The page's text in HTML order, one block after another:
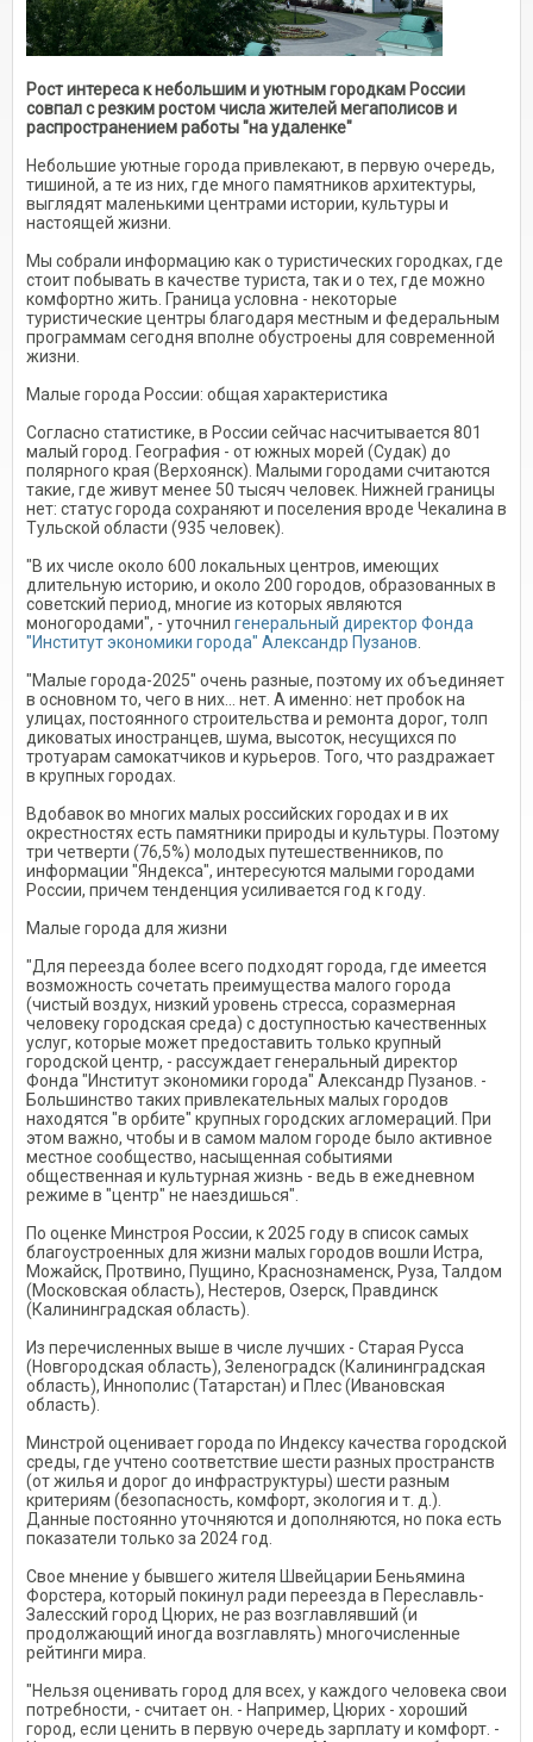
Рост интереса к небольшим и уютным городкам России
совпал с резким ростом числа жителей мегаполисов и
распространением работы "на удаленке"
Небольшие уютные города привлекают, в первую очередь,
тишиной, а те из них, где много памятников архитектуры,
выглядят маленькими центрами истории, культуры и
настоящей жизни.
Мы собрали информацию как о туристических городках, где
стоит побывать в качестве туриста, так и о тех, где можно
комфортно жить. Граница условна - некоторые
туристические центры благодаря местным и федеральным
программам сегодня вполне обустроены для современной
жизни.
Малые города России: общая характеристика
Согласно статистике, в России сейчас насчитывается 801
малый город. География - от южных морей (Судак) до
полярного края (Верхоянск). Малыми городами считаются
такие, где живут менее 50 тысяч человек. Нижней границы
нет: статус города сохраняют и поселения вроде Чекалина в
Тульской области (935 человек).
"В их числе около 600 локальных центров, имеющих
длительную историю, и около 200 городов, образованных в
советский период, многие из которых являются
моногородами", - уточнил генеральный директор Фонда
"Институт экономики города" Александр Пузанов
"Малые города-2025" очень разные, поэтому их объединяет
в основном то, чего в них… нет. А именно: нет пробок на
улицах, постоянного строительства и ремонта дорог, толп
диковатых иностранцев, шума, высоток, несущихся по
тротуарам самокатчиков и курьеров. Того, что раздражает
в крупных городах.
Вдобавок во многих малых российских городах и в их
окрестностях есть памятники природы и культуры. Поэтому
три четверти (76,5%) молодых путешественников, по
информации "Яндекса", интересуются малыми городами
России, причем тенденция усиливается год к году.
Малые города для жизни
"Для переезда более всего подходят города, где имеется
возможность сочетать преимущества малого города
(чистый воздух, низкий уровень стресса, соразмерная
человеку городская среда) с доступностью качественных
услуг, которые может предоставить только крупный
городской центр, - рассуждает генеральный директор
Фонда "Институт экономики города" Александр Пузанов. -
Большинство таких привлекательных малых городов
находятся "в орбите" крупных городских агломераций. При
этом важно, чтобы и в самом малом городе было активное
местное сообщество, насыщенная событиями
общественная и культурная жизнь - ведь в ежедневном
режиме в "центр" не наездишься".
По оценке Минстроя России, к 2025 году в список самых
благоустроенных для жизни малых городов вошли Истра,
Можайск, Протвино, Пущино, Краснознаменск, Руза, Талдом
(Московская область), Нестеров, Озерск, Правдинск
(Калининградская область).
Из перечисленных выше в числе лучших - Старая Русса
(Новгородская область), Зеленоградск (Калининградская
область), Иннополис (Татарстан) и Плес (Ивановская
область).
Минстрой оценивает города по Индексу качества городской
среды, где учтено соответствие шести разных пространств
(от жилья и дорог до инфраструктуры) шести разным
критериям (безопасность, комфорт, экология и т. д.).
Данные постоянно уточняются и дополняются, но пока есть
показатели только за 2024 год.
Свое мнение у бывшего жителя Швейцарии Беньямина
Форстера, который покинул ради переезда в Переславль-
Залесский город Цюрих, не раз возглавлявший (и
продолжающий иногда возглавлять) многочисленные
рейтинги мира.
"Нельзя оценивать город для всех, у каждого человека свои
потребности, - считает он. - Например, Цюрих - хороший
город, если ценить в первую очередь зарплату и комфорт. -